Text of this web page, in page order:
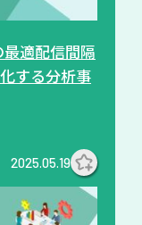
適配信間隔
する分析事
2025.05.19